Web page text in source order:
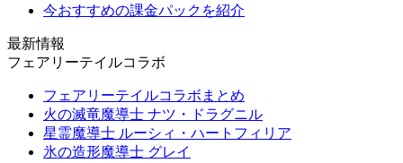
今おすすめの課金パックを紹介
最新情報
フェアリーテイルコラボ
フェアリーテイルコラボまとめ
火の滅竜魔導士 ナツ・ドラグニル
星霊魔導士 ルーシィ・ハートフィリア
氷の造形魔導士 グレイ